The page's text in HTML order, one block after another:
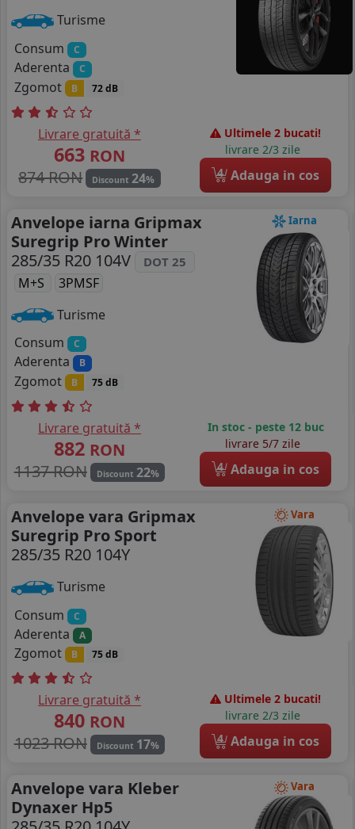
Turisme
Consum
C
Aderenta C
Zgomot B 72 dB
Livrare gratuită *
663 RON
874 RON
Discount 24%
Ultimele 2 bucati!
livrare 2/3 zile
4 Adauga in cos
Iarna
Anvelope iarna Gripmax
Suregrip Pro Winter
285/35 R20 104V
DOT 25
M+S
3PMSF
Turisme
Consum
C
Aderenta B
Zgomot B 75 dB
Livrare gratuită *
882 RON
1137 RON
Discount 22%
In stoc - peste 12 buc
livrare 5/7 zile
4 Adauga in cos
Vara
Anvelope vara Gripmax
Suregrip Pro Sport
285/35 R20 104Y
Turisme
Consum
C
Aderenta A
Zgomot B 75 dB
Livrare gratuită *
840 RON
1023 RON
Discount 17%
Ultimele 2 bucati!
livrare 2/3 zile
4 Adauga in cos
Vara
Anvelope vara Kleber
Dynaxer Hp5